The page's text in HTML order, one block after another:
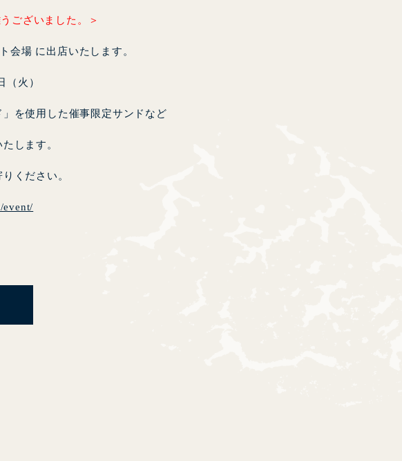
ございました。＞
会場 に出店いたします。
火）
を使用した催事限定サンドなど
します。
ください。